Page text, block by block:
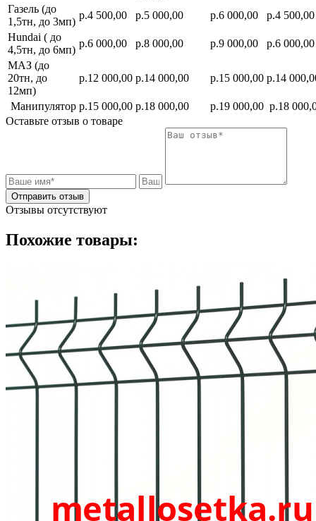
Газель (до
1,5тн, до 3мп)
р.4 500,00 р.5 000,00 р.6 000,00
р.4 500,00
Hundai ( до
4,5тн, до 6мп)
р.6 000,00 р.8 000,00 р.9 000,00
р.6 000,00
МАЗ (до
20тн, до
12мп)
р.12 000,00 р.14 000,00 р.15 000,00 р.14
Манипулятор р.15 000,00 р.18 000,00 р.19 000,00 р.18
Оставьте отзыв о товаре
Отправить отзыв
Отзывы отсутствуют
Похожие товары: